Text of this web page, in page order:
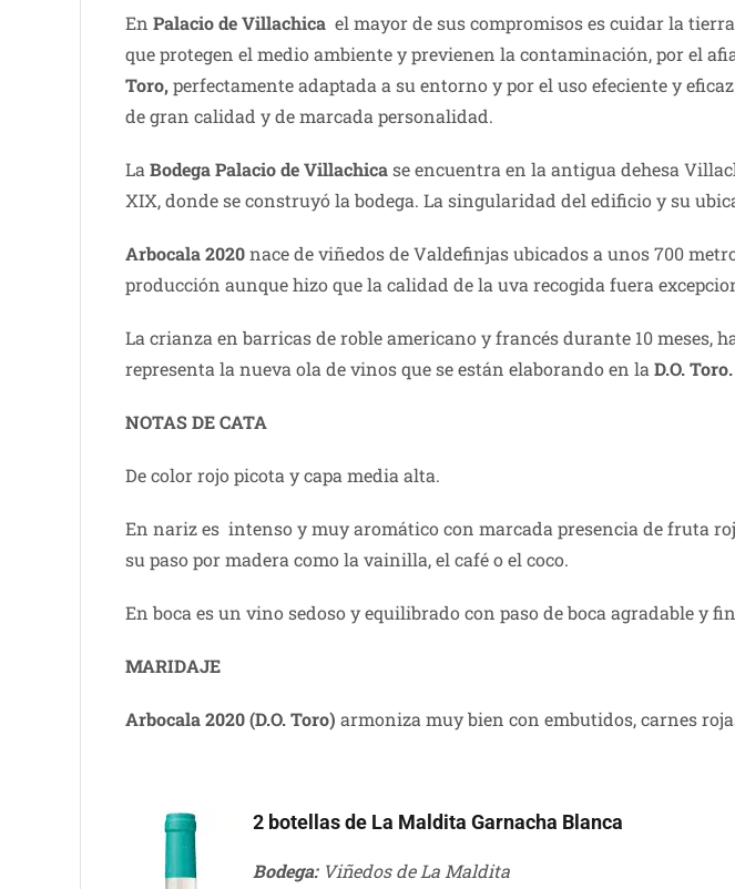
En Palacio de Villachicael mayor de sus compromisos es cuidar la
que protegen el medio ambiente y previenen la contaminación, por el
Toro, perfectamente adaptada a su entorno y por el uso efeciente y
de gran calidad y de marcada personalidad.
LaBodega Palacio de Villachicase encuentra en la antigua dehesa
XIX, donde se construyó la bodega. La singularidad del edificio y su
Arbocala 2020nace de viñedos de Valdefinjas ubicados a unos 700
producción aunque hizo que la calidad de la uva recogida fuera
La crianza en barricas de roble americano y francés durante 10 meses,
representa la nueva ola de vinos que se están elaborando en laD.O. Toro.
NOTAS DE CATA
De color rojo picota y capa media alta.
En nariz es intenso y muy aromático con marcada presencia de fruta
su paso por madera como la vainilla, el café o el coco.
En boca es un vino sedoso y equilibrado con paso de boca agradable y
MARIDAJE
Arbocala 2020 (D.O. Toro) armoniza muy bien con embutidos, carnes
2 botellas de La Maldita Garnacha Blanca
Bodega: Viñedos de La Maldita